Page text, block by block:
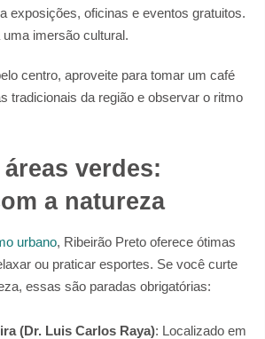
exposições, oficinas e eventos gratuitos.
imersão cultural.
centro, aproveite para tomar um café
tradicionais da região e observar o ritmo
verdes:
a natureza
urbano, Ribeirão Preto oferece ótimas
ou praticar esportes. Se você curte
essas são paradas obrigatórias:
(Dr. Luis Carlos Raya): Localizado em